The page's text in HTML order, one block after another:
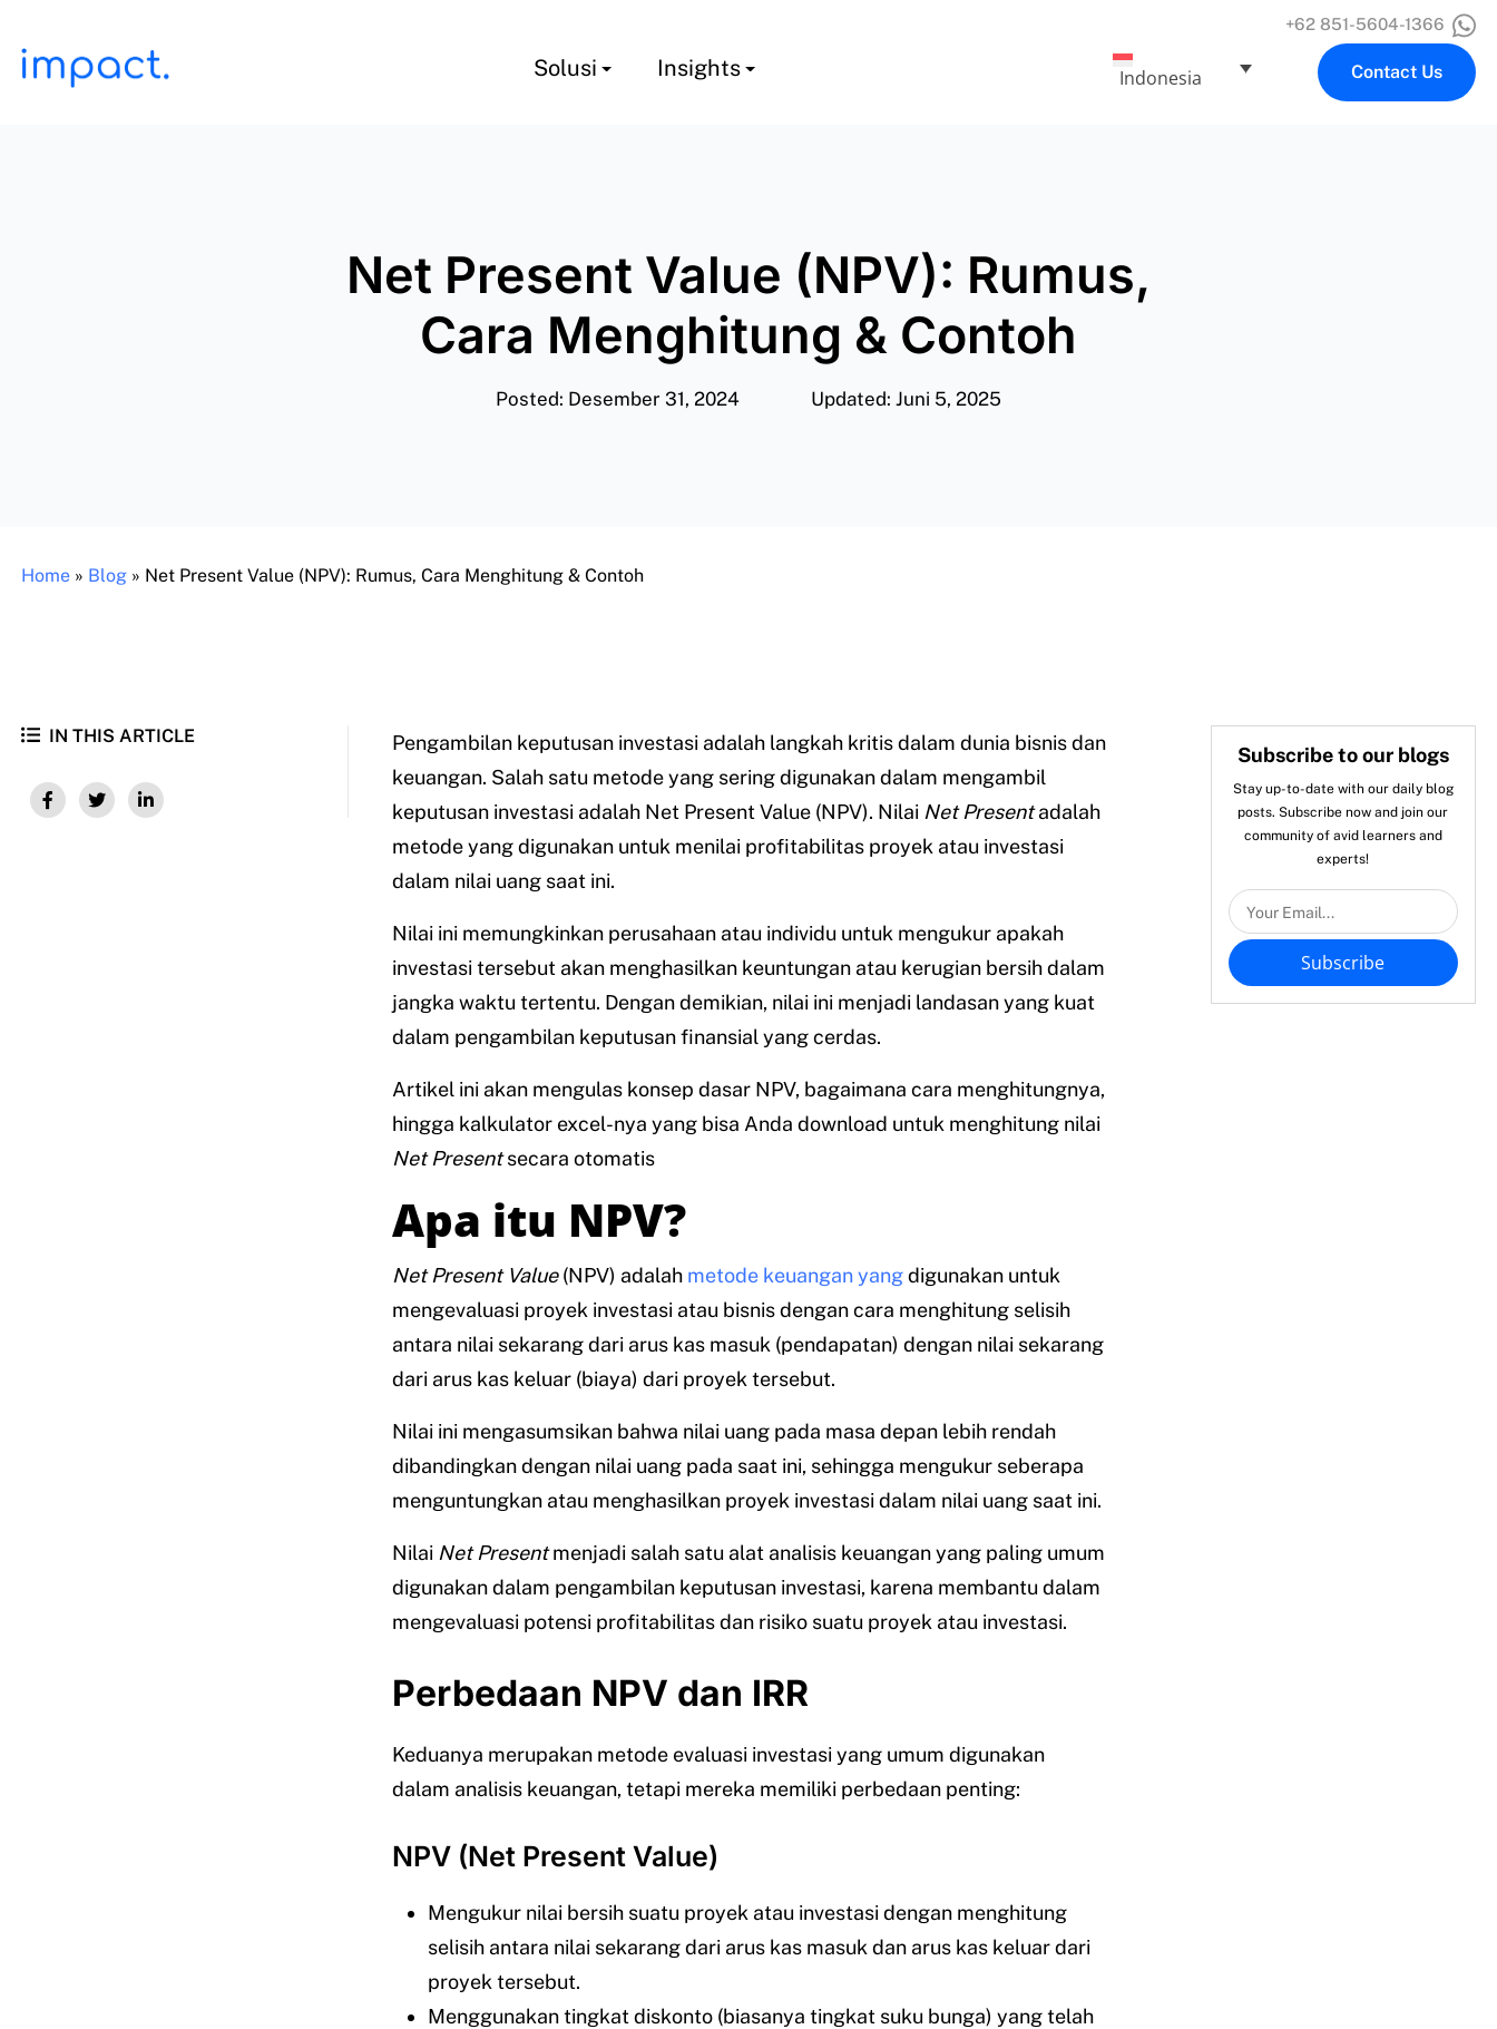
Solusi Insights Indonesia
+62 851-5604-1366
Contact Us
Net Present Value (NPV): Rumus,
Cara Menghitung & Contoh
Posted: Desember 31, 2024 Updated: Juni 5, 2025
Home » Blog » Net Present Value (NPV): Rumus, Cara Menghitung & Contoh
IN THIS ARTICLE
Pengambilan keputusan investasi adalah langkah kritis dalam dunia bisnis dan
keuangan. Salah satu metode yang sering digunakan dalam mengambil
keputusan investasi adalah Net Present Value (NPV). Nilai Net Presentadalah
metode yang digunakan untuk menilai profitabilitas proyek atau investasi
dalam nilai uang saat ini.
Nilai ini memungkinkan perusahaan atau individu untuk mengukur apakah
investasi tersebut akan menghasilkan keuntungan atau kerugian bersih dalam
jangka waktu tertentu. Dengan demikian, nilai ini menjadi landasan yang kuat
dalam pengambilan keputusan finansial yang cerdas.
Artikel ini akan mengulas konsep dasar NPV, bagaimana cara menghitungnya,
hingga kalkulator excel-nya yang bisa Anda download untuk menghitung nilai
Net Presentsecara otomatis
Apa itu NPV?
Net Present Value(NPV) adalahmetode keuangan yangdigunakan untuk
mengevaluasi proyek investasi atau bisnis dengan cara menghitung selisih
antara nilai sekarang dari arus kas masuk (pendapatan) dengan nilai sekarang
dari arus kas keluar (biaya) dari proyek tersebut.
Nilai ini mengasumsikan bahwa nilai uang pada masa depan lebih rendah
dibandingkan dengan nilai uang pada saat ini, sehingga mengukur seberapa
menguntungkan atau menghasilkan proyek investasi dalam nilai uang saat ini.
Nilai Net Presentmenjadi salah satu alat analisis keuangan yang paling umum
digunakan dalam pengambilan keputusan investasi, karena membantu dalam
mengevaluasi potensi profitabilitas dan risiko suatu proyek atau investasi.
Perbedaan NPV dan IRR
Keduanya merupakan metode evaluasi investasi yang umum digunakan
dalam analisis keuangan, tetapi mereka memiliki perbedaan penting:
NPV (Net Present Value)
Mengukur nilai bersih suatu proyek atau investasi dengan menghitung
selisih antara nilai sekarang dari arus kas masuk dan arus kas keluar dari
proyek tersebut.
Menggunakan tingkat diskonto (biasanya tingkat suku bunga) yang telah
Subscribe to our blogs
Stay up-to-date with our daily blog
posts. Subscribe now and join our
community of avid learners and
experts!
Subscribe